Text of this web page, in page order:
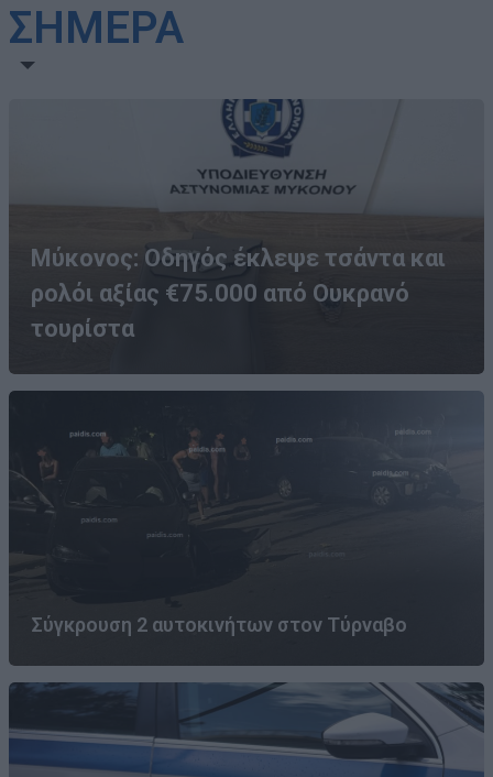
ΣΗΜΕΡΑ
Μύκονος: Οδηγός έκλεψε τσάντα και
ρολόι αξίας €75.000 από Ουκρανό
τουρίστα
Σύγκρουση 2 αυτοκινήτων στον Τύρναβο